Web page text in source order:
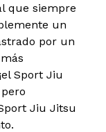
que siempre
un
por un
Sport Jiu
Jiu Jitsu